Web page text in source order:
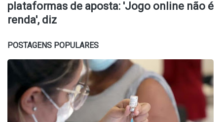
plataformas de aposta: 'Jogo online não é
renda', diz
POSTAGENS POPULARES